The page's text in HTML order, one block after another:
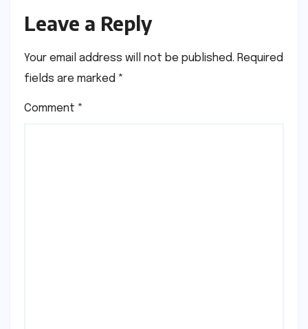
Leave a Reply
Your email address will not be published. Required
fields are marked *
Comment *